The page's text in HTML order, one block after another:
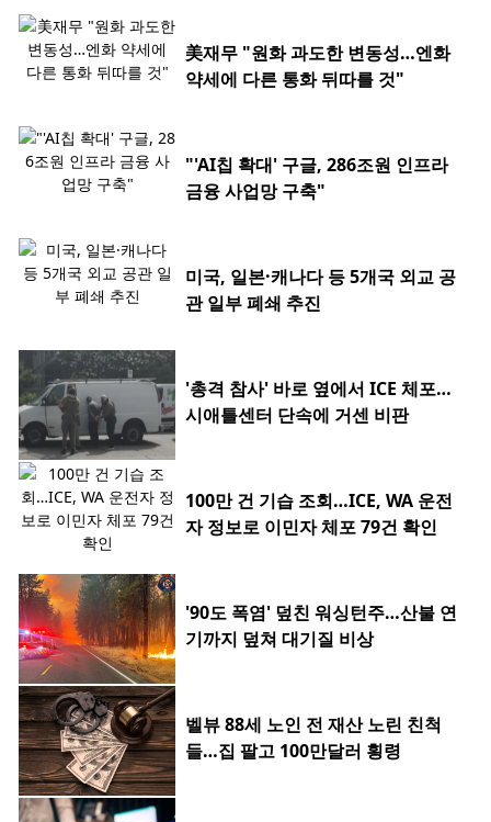
美재무 "원화 과도한 변동성…엔화
약세에 다른 통화 뒤따를 것"
"'AI칩 확대' 구글, 286조원 인프라
금융 사업망 구축"
미국, 일본·캐나다 등 5개국 외교 공
관 일부 폐쇄 추진
'총격 참사' 바로 옆에서 ICE 체포…
시애틀센터 단속에 거센 비판
100만 건 기습 조회…ICE, WA 운전
자 정보로 이민자 체포 79건 확인
'90도 폭염' 덮친 워싱턴주…산불 연
기까지 덮쳐 대기질 비상
벨뷰 88세 노인 전 재산 노린 친척
들…집 팔고 100만달러 횡령